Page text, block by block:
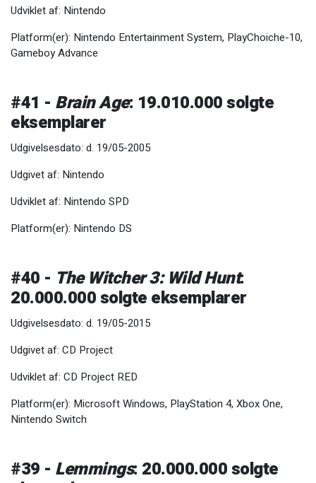
Udviklet af: Nintendo
Platform(er): Nintendo Entertainment System, PlayChoiche-10,
Gameboy Advance
#41 - Brain Age: 19.010.000 solgte
eksemplarer
Udgivelsesdato: d. 19/05-2005
Udgivet af: Nintendo
Udviklet af: Nintendo SPD
Platform(er): Nintendo DS
#40 - The Witcher 3: Wild Hunt:
20.000.000 solgte eksemplarer
Udgivelsesdato: d. 19/05-2015
Udgivet af: CD Project
Udviklet af: CD Project RED
Platform(er): Microsoft Windows, PlayStation 4, Xbox One,
Nintendo Switch
#39 - Lemmings: 20.000.000 solgte